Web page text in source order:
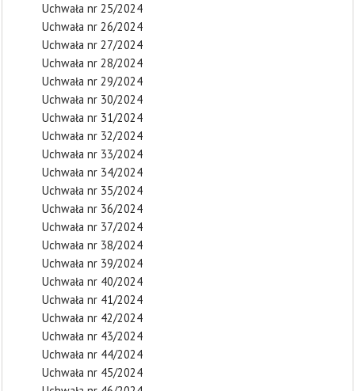
Uchwała nr 25/2024
Uchwała nr 26/2024
Uchwała nr 27/2024
Uchwała nr 28/2024
Uchwała nr 29/2024
Uchwała nr 30/2024
Uchwała nr 31/2024
Uchwała nr 32/2024
Uchwała nr 33/2024
Uchwała nr 34/2024
Uchwała nr 35/2024
Uchwała nr 36/2024
Uchwała nr 37/2024
Uchwała nr 38/2024
Uchwała nr 39/2024
Uchwała nr 40/2024
Uchwała nr 41/2024
Uchwała nr 42/2024
Uchwała nr 43/2024
Uchwała nr 44/2024
Uchwała nr 45/2024